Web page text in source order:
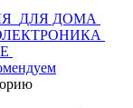
ДЛЯ ДОМА